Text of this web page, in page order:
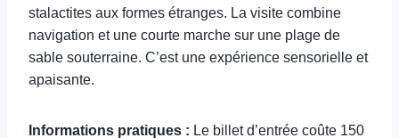
stalactites aux formes étranges. La visite combine
navigation et une courte marche sur une plage de
sable souterraine. C’est une expérience sensorielle et
apaisante.
Informations pratiques : Le billet d’entrée coûte 150